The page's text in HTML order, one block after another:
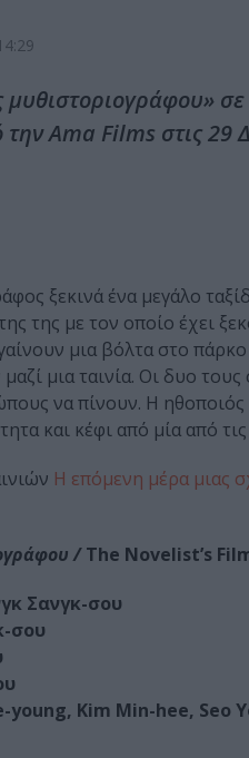
μυθιστοριογράφου»
Ama Films στις 29
ξεκινά ένα μεγάλο
της με τον οποίο έχει
μια βόλτα στο
μια ταινία. Οι δυο
να πίνουν. Η
και κέφι από μία από
Η επόμενη μέρα μιας
/The Novelist’s
Σανγκ-σου
σου
young, Kim Min-hee, Seo